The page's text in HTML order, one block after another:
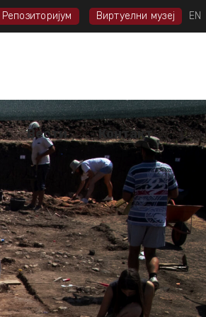
Репозиторијум Виртуелни музеј EN
Вести Контакт
Вести Контакт